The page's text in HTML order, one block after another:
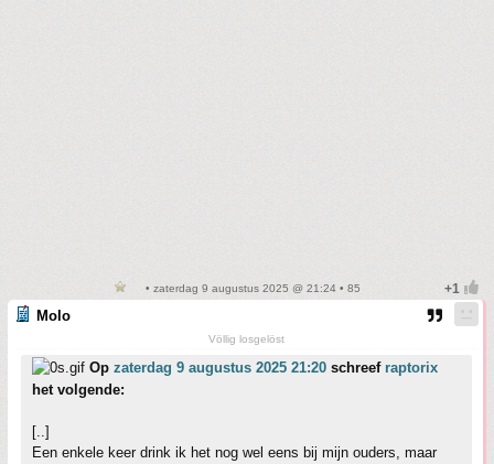
• zaterdag 9 augustus 2025 @ 21:24 • 85
Molo
Völlig losgelöst
Op zaterdag 9 augustus 2025 21:20 schreef raptorix
het volgende:
[..]
Een enkele keer drink ik het nog wel eens bij mijn ouders, maar